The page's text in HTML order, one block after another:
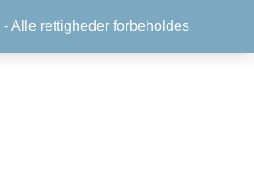
- Alle rettigheder forbeholdes